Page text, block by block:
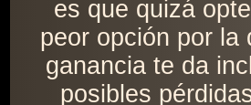
es que quizá
peor opción por la
ganancia te da
posibles